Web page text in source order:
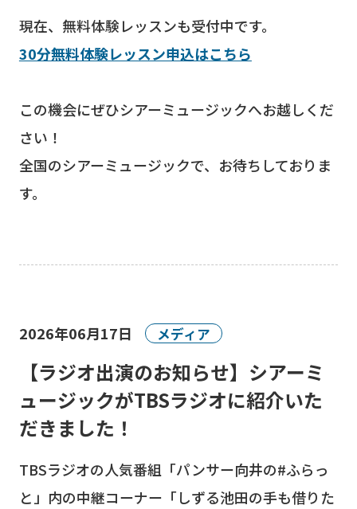
現在、無料体験レッスンも受付中です。
30分無料体験レッスン申込はこちら
この機会にぜひシアーミュージックへお越しくだ
さい！
全国のシアーミュージックで、お待ちしておりま
す。
2026年06月17日 メディア
【ラジオ出演のお知らせ】シアーミ
ュージックがTBSラジオに紹介いた
だきました！
TBSラジオの人気番組「パンサー向井の#ふらっ
と」内の中継コーナー「しずる池田の手も借りた